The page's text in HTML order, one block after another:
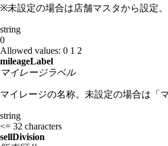
※未設定の場合は店舗マスタから設定。
string
0
Allowed values: 0 1 2
mileageLabel
マイレージラベル
マイレージの名称。未設定の場合は「マ
string
<= 32 characters
sellDivision